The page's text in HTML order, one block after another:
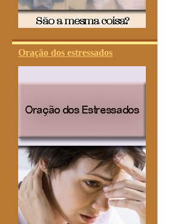
Oração dos estressados